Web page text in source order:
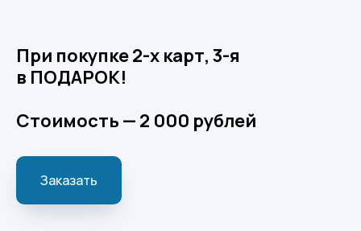
При покупке 2-х карт, 3-я
в ПОДАРОК!
Стоимость — 2 000 рублей
Заказать